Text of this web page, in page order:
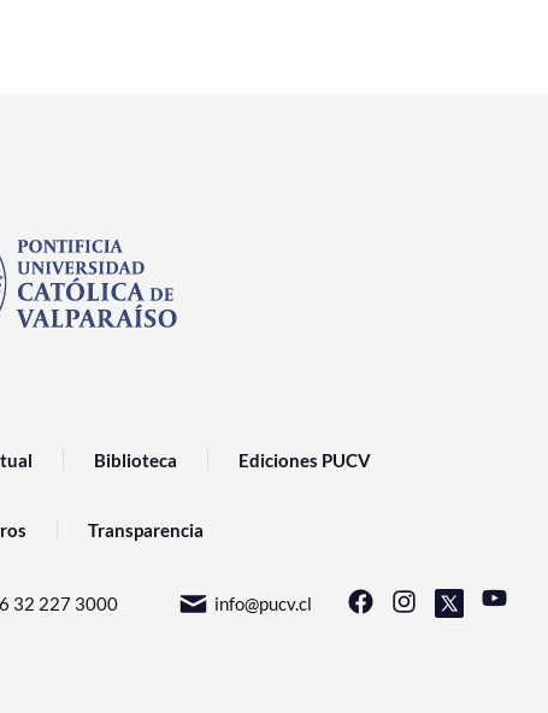
Biblioteca Ediciones PUCV
Transparencia
32 227 3000 info@pucv.cl